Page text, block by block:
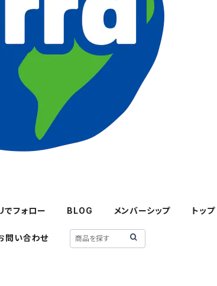
でフォロー BLOG メンバーシップ トップ
問い合わせ